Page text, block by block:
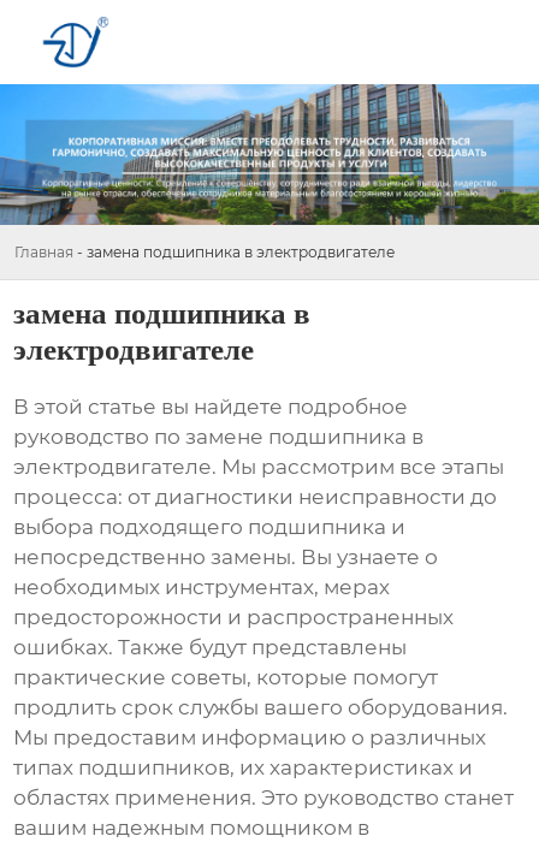
Главная - замена подшипника в электродвигателе
замена подшипника в
электродвигателе
В этой статье вы найдете подробное
руководство позамене подшипника в
электродвигателе. Мы рассмотрим все этапы
процесса: от диагностики неисправности до
выбора подходящего подшипника и
непосредственно замены. Вы узнаете о
необходимых инструментах, мерах
предосторожности и распространенных
ошибках. Также будут представлены
практические советы, которые помогут
продлить срок службы вашего оборудования.
Мы предоставим информацию о различных
типах подшипников, их характеристиках и
областях применения. Это руководство станет
вашим надежным помощником в